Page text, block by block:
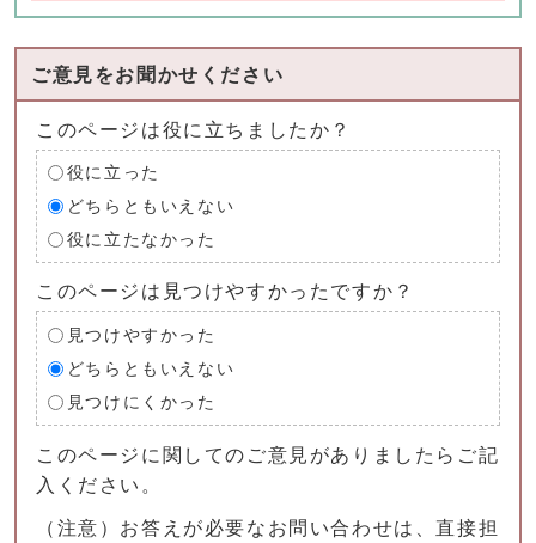
ご意見をお聞かせください
このページは役に立ちましたか？
役に立った
どちらともいえない
役に立たなかった
このページは見つけやすかったですか？
見つけやすかった
どちらともいえない
見つけにくかった
このページに関してのご意見がありましたらご記
入ください。
（注意）お答えが必要なお問い合わせは、直接担